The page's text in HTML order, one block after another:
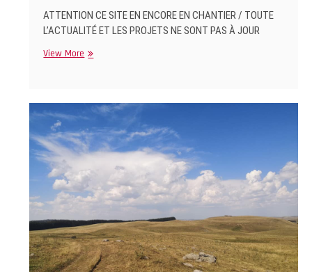
ATTENTION CE SITE EN ENCORE EN CHANTIER / TOUTE
L’ACTUALITÉ ET LES PROJETS NE SONT PAS À JOUR
View MoreSITE